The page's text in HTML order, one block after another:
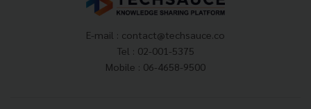
E-mail : contact@techsauce.co
Tel : 02-001-5375
Mobile : 06-4658-9500